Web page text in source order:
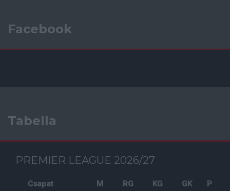
Facebook
Tabella
PREMIER LEAGUE 2026/27
Csapat M RG KG GK P